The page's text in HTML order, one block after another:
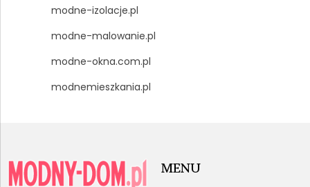
modne-izolacje.pl
modne-malowanie.pl
modne-okna.com.pl
modnemieszkania.pl
MENU